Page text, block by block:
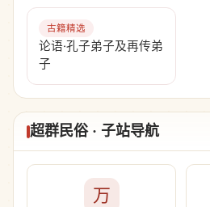
古籍精选
论语·孔子弟子及再传弟
子
超群民俗 · 子站导航
万